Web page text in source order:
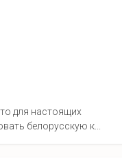
для настоящих
белорусскую к...